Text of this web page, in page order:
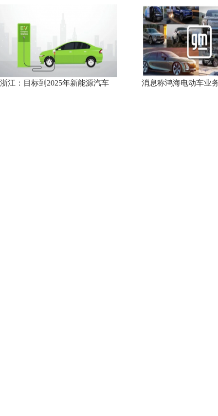
浙江：目标到2025年新能源汽车 消息称鸿海电动车业